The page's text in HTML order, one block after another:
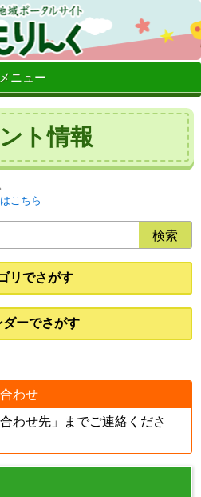
メニュー
ト情報
こちら
リでさがす
ダーでさがす
わせ
わせ先」までご連絡くださ